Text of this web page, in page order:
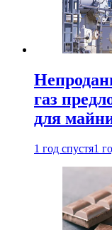
газ
для
1 год спустя1